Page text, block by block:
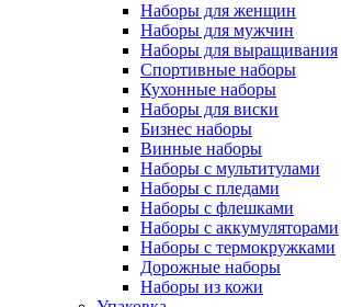
Наборы для женщин
Наборы для мужчин
Наборы для выращивания
Спортивные наборы
Кухонные наборы
Наборы для виски
Бизнес наборы
Винные наборы
Наборы с мультитулами
Наборы с пледами
Наборы с флешками
Наборы с аккумуляторами
Наборы с термокружками
Дорожные наборы
Наборы из кожи